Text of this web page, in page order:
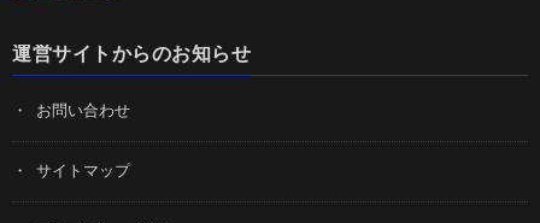
運営サイトからのお知らせ
お問い合わせ
サイトマップ